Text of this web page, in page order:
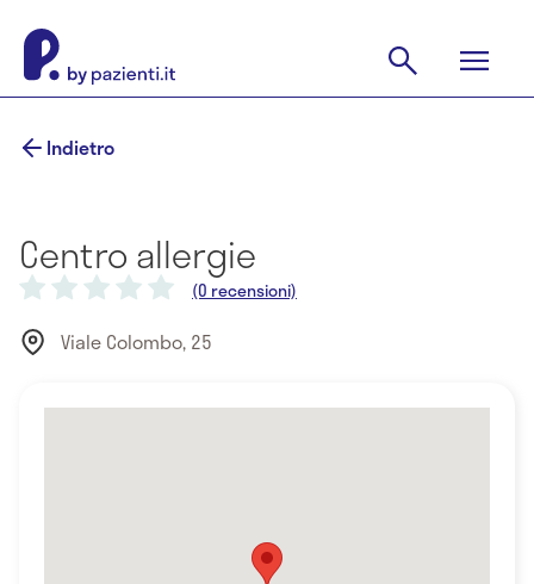
Indietro
Centro allergie
(0 recensioni)
Viale Colombo, 25